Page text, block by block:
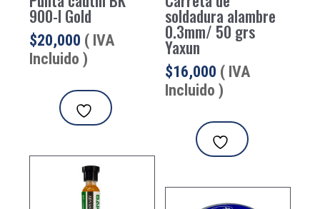
900-I Gold
$20,000 ( IVA
Incluido )
soldadura alambre
0.3mm/ 50 grs
Yaxun
$16,000 ( IVA
Incluido )